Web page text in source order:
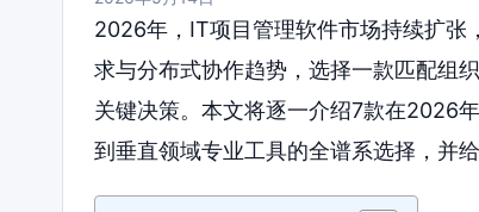
2026年，IT项目管理软件市场持续扩张
求与分布式协作趋势，选择一款匹配组
关键决策。本文将逐一介绍7款在2026
到垂直领域专业工具的全谱系选择，并